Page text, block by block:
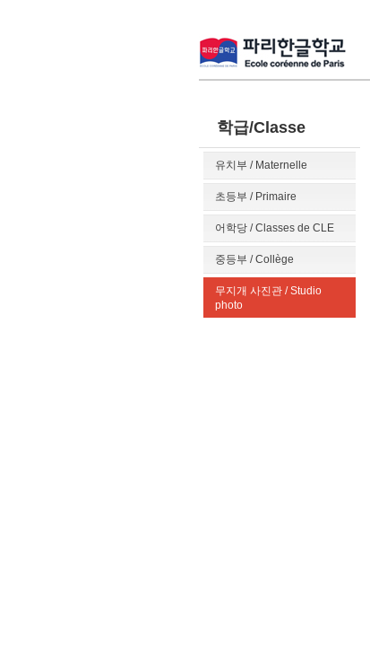
학급/Classe
유치부 / Maternelle
초등부 / Primaire
어학당 / Classes de CLE
중등부 / Collège
무지개 사진관 / Studio
photo